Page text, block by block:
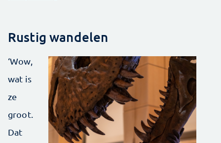
Rustig wandelen
‘Wow,
wat is
ze
groot.
Dat